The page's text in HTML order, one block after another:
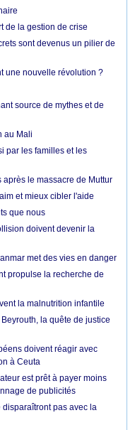
de la gestion de crise
sont devenus un pilier de
une nouvelle révolution ?
source de mythes et de
au Mali
par les familles et les
après le massacre de Muttur
et mieux cibler l'aide
que nous
doivent devenir la
met des vies en danger
propulse la recherche de
la malnutrition infantile
la quête de justice
doivent réagir avec
à Ceuta
est prêt à payer moins
de publicités
pas avec la